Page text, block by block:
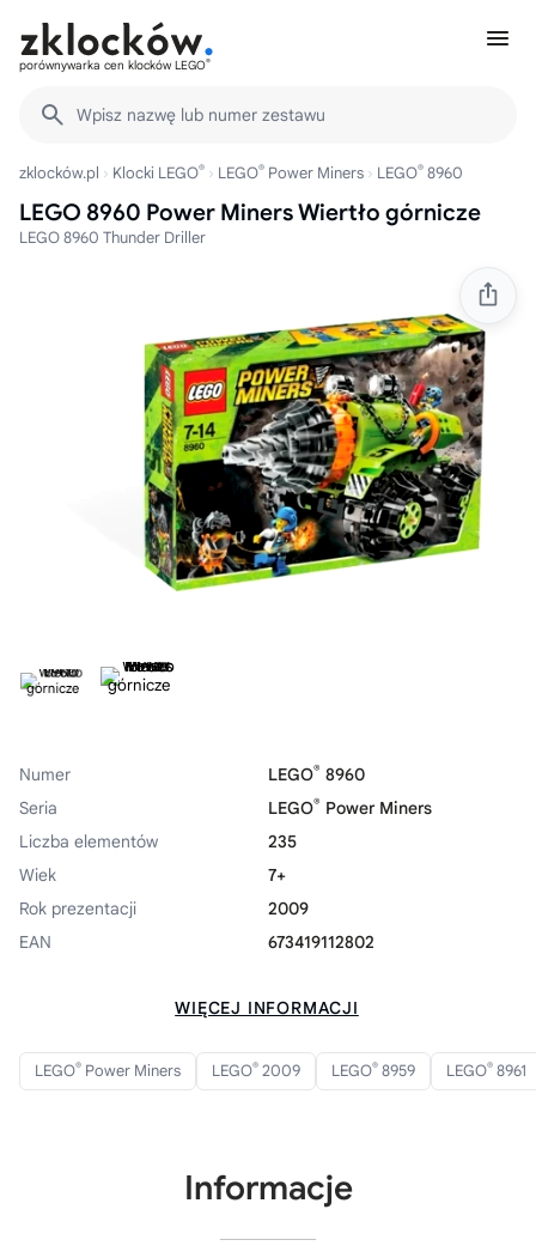
porównywarka cen klocków LEGO®
Wpisz nazwę lub numer zestawu
zklocków.pl Klocki LEGO® LEGO® Power Miners LEGO® 8960
LEGO 8960 Power Miners Wiertło górnicze
LEGO 8960 Thunder Driller
Numer LEGO® 8960
Seria
LEGO® Power Miners
Liczba elementów
235
Wiek
7+
Rok prezentacji
2009
EAN
673419112802
WIĘCEJ INFORMACJI
LEGO® Power Miners LEGO® 2009 LEGO® 8959 LEGO® 8961
Informacje